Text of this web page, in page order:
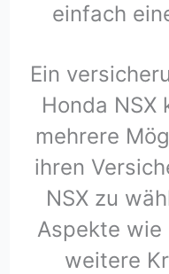
einfach
Ein
Honda NSX
mehrere
ihren
NSX zu
Aspekte wie
weitere